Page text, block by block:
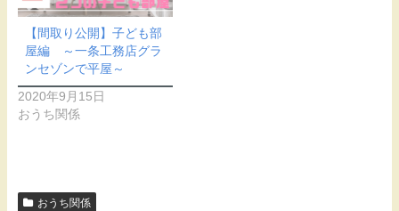
【間取り公開】子ども部
屋編 ～一条工務店グラ
ンセゾンで平屋～
2020年9月15日
おうち関係
おうち関係